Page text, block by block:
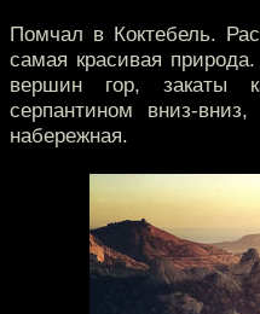
Помчал в Коктебель.
самая красивая
вершин гор, закаты
серпантином вниз-
набережная.